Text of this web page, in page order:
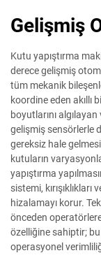
Gelişmiş
Kutu yapıştırma
derece gelişmiş
tüm mekanik
koordine eden akıllı
boyutlarını
gelişmiş sensörlerle
gereksiz hale
kutuların
yapıştırma
sistemi,
hizalamayı korur.
önceden
özelliğine sahiptir;
operasyonel